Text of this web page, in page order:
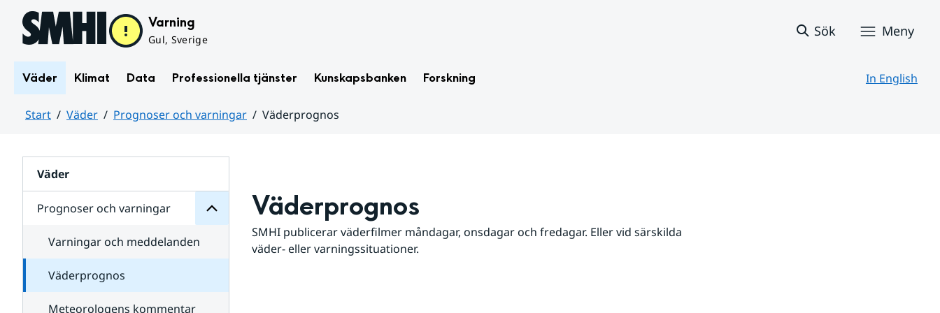
Hoppa till sidans innehåll Varning
Gul, Sverige
Sök Meny
Väder Klimat Data Professionella tjänster Kunskapsbanken Forskning In English
Start Väder Prognoser och varningar
Väderprognos
Väder
Prognoser och varningar
för
varningar
Varningar och meddelanden
Väderprognos
Meteorologens kommentar
Väderprognos
SMHI publicerar väderfilmer måndagar, onsdagar och fredagar. Eller vid särskilda
väder- eller varningssituationer.